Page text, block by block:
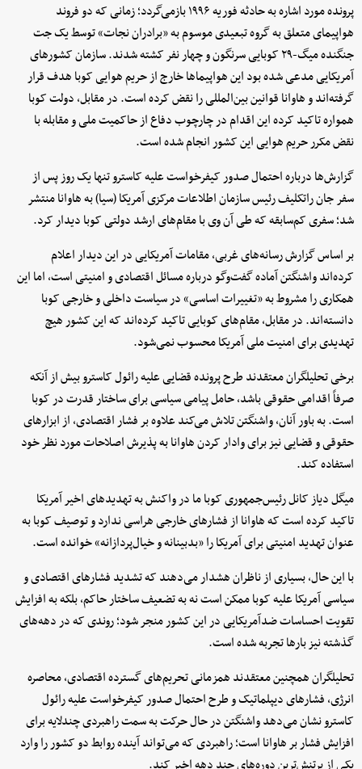
پرونده مورد اشاره به حادثه فوریه ۱۹۹۶ بازمی‌گردد؛ زمانی که دو فروند
هواپیمای متعلق به گروه تبعیدی موسوم به «برادران نجات» توسط یک جت
جنگنده میگ-۲۹ کوبایی سرنگون و چهار نفر کشته شدند. سازمان کشورهای
آمریکایی مدعی شده بود این هواپیماها خارج از حریم هوایی کوبا هدف قرار
گرفته‌اند و هاوانا قوانین بین‌المللی را نقض کرده است. در مقابل، دولت کوبا
همواره تاکید کرده این اقدام در چارچوب دفاع از حاکمیت ملی و مقابله با
نقض مکرر حریم هوایی این کشور انجام شده است.
گزارش‌ها درباره احتمال صدور کیفرخواست علیه کاسترو تنها یک روز پس از
سفر جان راتکلیف رئیس سازمان اطلاعات مرکزی آمریکا (سیا) به هاوانا منتشر
شد؛ سفری کم‌سابقه که طی آن وی با مقام‌های ارشد دولتی کوبا دیدار کرد.
بر اساس گزارش رسانه‌های غربی، مقامات آمریکایی در این دیدار اعلام
کرده‌اند واشنگتن آماده گفت‌وگو درباره مسائل اقتصادی و امنیتی است، اما این
همکاری را مشروط به «تغییرات اساسی» در سیاست داخلی و خارجی کوبا
دانسته‌اند. در مقابل، مقام‌های کوبایی تاکید کرده‌اند که این کشور هیچ
تهدیدی برای امنیت ملی آمریکا محسوب نمی‌شود.
برخی تحلیلگران معتقدند طرح پرونده قضایی علیه رائول کاسترو بیش از آنکه
صرفاً اقدامی حقوقی باشد، حامل پیامی سیاسی برای ساختار قدرت در کوبا
است. به باور آنان، واشنگتن تلاش می‌کند علاوه بر فشار اقتصادی، از ابزارهای
حقوقی و قضایی نیز برای وادار کردن هاوانا به پذیرش اصلاحات مورد نظر خود
استفاده کند.
میگل دیاز کانل رئیس‌جمهوری کوبا ما در واکنش به تهدیدهای اخیر آمریکا
تاکید کرده است که هاوانا از فشارهای خارجی هراسی ندارد و توصیف کوبا به
عنوان تهدید امنیتی برای آمریکا را «بدبینانه و خیال‌پردازانه» خوانده است.
با این حال، بسیاری از ناظران هشدار می‌دهند که تشدید فشارهای اقتصادی و
سیاسی آمریکا علیه کوبا ممکن است نه به تضعیف ساختار حاکم، بلکه به افزایش
تقویت احساسات ضدآمریکایی در این کشور منجر شود؛ روندی که در دهه‌های
گذشته نیز بارها تجربه شده است.
تحلیلگران همچنین معتقدند همزمانی تحریم‌های گسترده اقتصادی، محاصره
انرژی، فشارهای دیپلماتیک و طرح احتمال صدور کیفرخواست علیه رائول
کاسترو نشان می‌دهد واشنگتن در حال حرکت به سمت راهبردی چندلایه برای
افزایش فشار بر هاوانا است؛ راهبردی که می‌تواند آینده روابط دو کشور را وارد